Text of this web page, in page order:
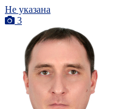
Не указана
3